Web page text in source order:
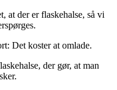
at der er flaskehalse, så vi
Det koster at omlade.
der gør, at man